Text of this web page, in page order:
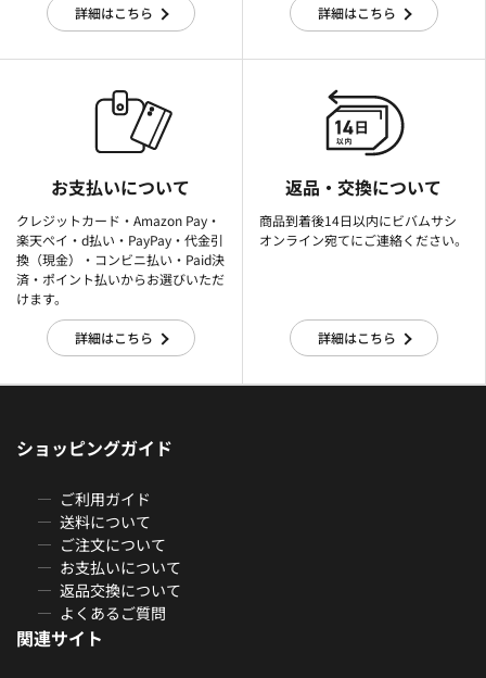
詳細はこちら 詳細はこちら
お支払いについて
クレジットカード・Amazon Pay・
楽天ぺイ・d払い・PayPay・代金引
換（現金）・コンビニ払い・Paid決
済・ポイント払いからお選びいただ
けます。
詳細はこちら
返品・交換について
商品到着後14日以内にビバムサシ
オンライン宛てにご連絡ください。
詳細はこちら
ショッピングガイド
ご利用ガイド
送料について
ご注文について
お支払いについて
返品交換について
よくあるご質問
関連サイト